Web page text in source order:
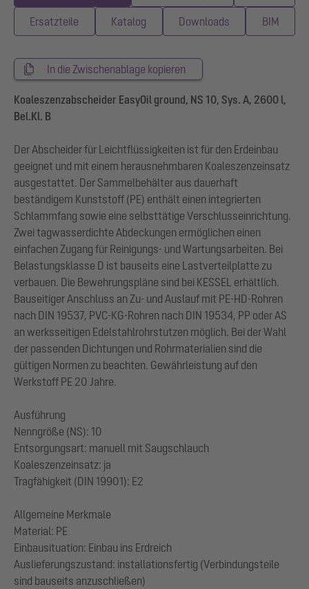
Ersatzteile Katalog Downloads BIM
In die Zwischenablage kopieren
Koaleszenzabscheider EasyOil ground, NS 10, Sys. A, 2600 l,
Bel.Kl. B
Der Abscheider für Leichtflüssigkeiten ist für den Erdeinbau
geeignet und mit einem herausnehmbaren Koaleszenzeinsatz
ausgestattet. Der Sammelbehälter aus dauerhaft
beständigem Kunststoff (PE) enthält einen integrierten
Schlammfang sowie eine selbsttätige Verschlusseinrichtung.
Zwei tagwasserdichte Abdeckungen ermöglichen einen
einfachen Zugang für Reinigungs- und Wartungsarbeiten. Bei
Belastungsklasse D ist bauseits eine Lastverteilplatte zu
verbauen. Die Bewehrungspläne sind bei KESSEL erhältlich.
Bauseitiger Anschluss an Zu- und Auslauf mit PE-HD-Rohren
nach DIN 19537, PVC-KG-Rohren nach DIN 19534, PP oder AS
an werksseitigen Edelstahlrohrstutzen möglich. Bei der Wahl
der passenden Dichtungen und Rohrmaterialien sind die
gültigen Normen zu beachten. Gewährleistung auf den
Werkstoff PE 20 Jahre.
Ausführung
Nenngröße (NS): 10
Entsorgungsart: manuell mit Saugschlauch
Koaleszenzeinsatz: ja
Tragfähigkeit (DIN 19901): E2
Allgemeine Merkmale
Material: PE
Einbausituation: Einbau ins Erdreich
Auslieferungszustand: installationsfertig (Verbindungsteile
sind bauseits anzuschließen)